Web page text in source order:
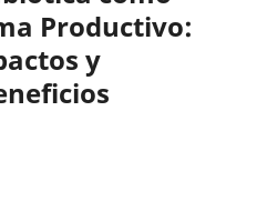
Productivo:
y